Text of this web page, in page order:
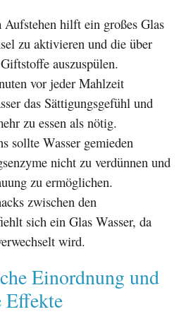
Aufstehen hilft ein großes Glas
zu aktivieren und die über
auszuspülen.
vor jeder Mahlzeit
das Sättigungsgefühl und
zu essen als nötig.
sollte Wasser gemieden
nicht zu verdünnen und
zu ermöglichen.
zwischen den
sich ein Glas Wasser, da
wird.
Einordnung und
Effekte